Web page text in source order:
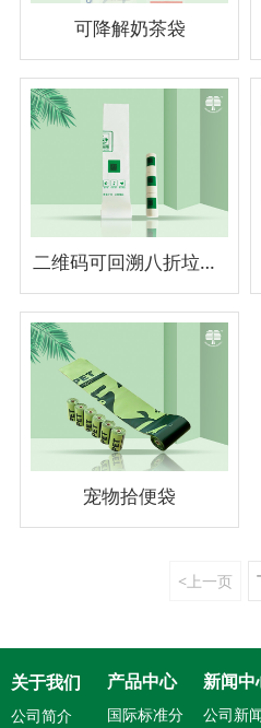
可降解奶茶袋
二维码可回溯八折垃圾袋
宠物拾便袋
<上一页
关于我们
公司简介
产品中心
国际标准分
新闻中
公司新